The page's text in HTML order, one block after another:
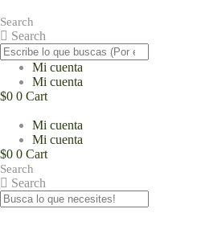
al
contenido
Search
Search
Mi cuenta
Mi cuenta
$0 0 Cart
Mi cuenta
Mi cuenta
$0 0 Cart
Search
Search